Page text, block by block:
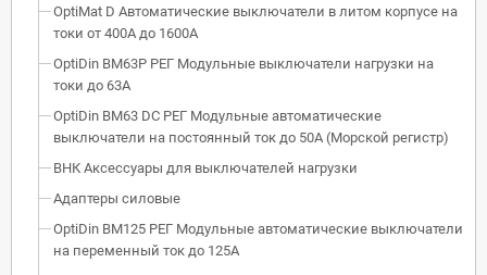
OptiMat D Автоматические выключатели в литом корпусе на
токи от 400А до 1600А
OptiDin BM63P РЕГ Модульные выключатели нагрузки на
токи до 63А
OptiDin BM63 DC РЕГ Модульные автоматические
выключатели на постоянный ток до 50А (Морской регистр)
ВНК Аксессуары для выключателей нагрузки
Адаптеры силовые
OptiDin BM125 РЕГ Модульные автоматические выключатели
на переменный ток до 125А